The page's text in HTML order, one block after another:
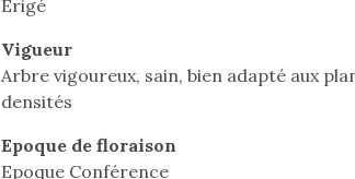
Erigé
Vigueur
Arbre vigoureux, sain, bien adapté aux
densités
Epoque de floraison
Epoque Conférence